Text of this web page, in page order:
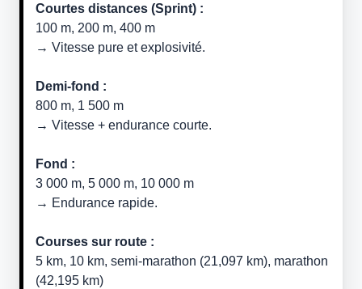
Courtes distances (Sprint) :
100 m, 200 m, 400 m
→ Vitesse pure et explosivité.
Demi-fond :
800 m, 1 500 m
→ Vitesse + endurance courte.
Fond :
3 000 m, 5 000 m, 10 000 m
→ Endurance rapide.
Courses sur route :
5 km, 10 km, semi-marathon (21,097 km), marathon
(42,195 km)